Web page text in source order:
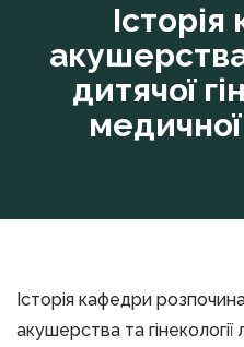
акушерства,
дитячої
Історія кафедри
акушерства та